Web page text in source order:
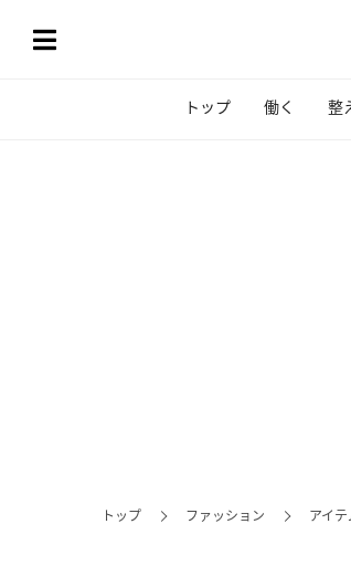
トップ 働く 整
トップ ファッション アイテ